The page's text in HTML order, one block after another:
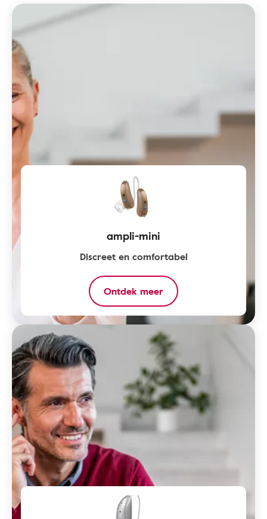
ampli-mini
Discreet en comfortabel
Ontdek meer